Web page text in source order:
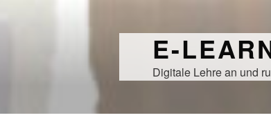
Inhalt
E-
Digitale Lehre an und